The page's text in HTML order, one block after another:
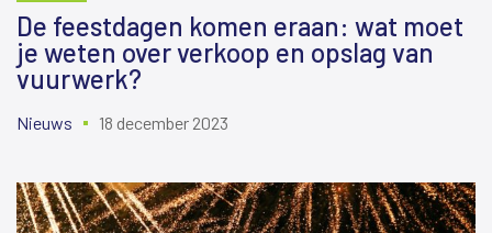
De feestdagen komen eraan: wat moet
je weten over verkoop en opslag van
vuurwerk?
Nieuws 18 december 2023